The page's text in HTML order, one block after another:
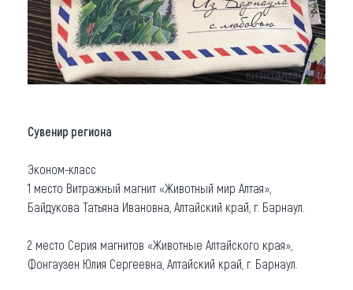
Сувенир региона
Эконом-класс
1 место Витражный магнит «Животный мир Алтая»,
Байдукова Татьяна Ивановна, Алтайский край, г. Барнаул.
2 место Серия магнитов «Животные Алтайского края»,
Фонгаузен Юлия Сергеевна, Алтайский край, г. Барнаул.